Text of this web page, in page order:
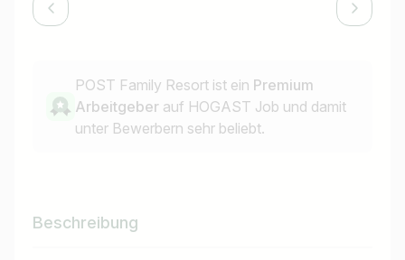
POST Family Resort ist ein Premium
Arbeitgeber auf HOGAST Job und damit
unter Bewerbern sehr beliebt.
Beschreibung